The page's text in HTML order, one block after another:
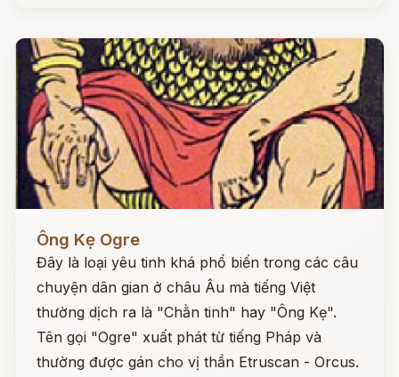
Đọc ngay
Ông Kẹ Ogre
Đây là loại yêu tinh khá phổ biến trong các câu
chuyện dân gian ở châu Âu mà tiếng Việt
thường dịch ra là "Chằn tinh" hay "Ông Kẹ".
Tên gọi "Ogre" xuất phát từ tiếng Pháp và
thường được gán cho vị thần Etruscan - Orcus.